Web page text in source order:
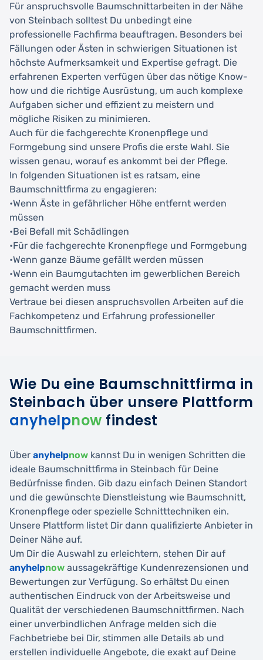
Für anspruchsvolle Baumschnittarbeiten in der Nähe
von Steinbach solltest Du unbedingt eine
professionelle Fachfirma beauftragen. Besonders bei
Fällungen oder Ästen in schwierigen Situationen ist
höchste Aufmerksamkeit und Expertise gefragt. Die
erfahrenen Experten verfügen über das nötige Know-
how und die richtige Ausrüstung, um auch komplexe
Aufgaben sicher und effizient zu meistern und
mögliche Risiken zu minimieren.
Auch für die fachgerechte Kronenpflege und
Formgebung sind unsere Profis die erste Wahl. Sie
wissen genau, worauf es ankommt bei der Pflege.
In folgenden Situationen ist es ratsam, eine
Baumschnittfirma zu engagieren:
•Wenn Äste in gefährlicher Höhe entfernt werden
müssen
•Bei Befall mit Schädlingen
•Für die fachgerechte Kronenpflege und Formgebung
•Wenn ganze Bäume gefällt werden müssen
•Wenn ein Baumgutachten im gewerblichen Bereich
gemacht werden muss
Vertraue bei diesen anspruchsvollen Arbeiten auf die
Fachkompetenz und Erfahrung professioneller
Baumschnittfirmen.
Wie Du eine Baumschnittfirma in
Steinbach über unsere Plattform
anyhelpnow findest
Über anyhelpnow kannst Du in wenigen Schritten die
ideale Baumschnittfirma in Steinbach für Deine
Bedürfnisse finden. Gib dazu einfach Deinen Standort
und die gewünschte Dienstleistung wie Baumschnitt,
Kronenpflege oder spezielle Schnitttechniken ein.
Unsere Plattform listet Dir dann qualifizierte Anbieter in
Deiner Nähe auf.
Um Dir die Auswahl zu erleichtern, stehen Dir auf
anyhelpnow aussagekräftige Kundenrezensionen und
Bewertungen zur Verfügung. So erhältst Du einen
authentischen Eindruck von der Arbeitsweise und
Qualität der verschiedenen Baumschnittfirmen. Nach
einer unverbindlichen Anfrage melden sich die
Fachbetriebe bei Dir, stimmen alle Details ab und
erstellen individuelle Angebote, die exakt auf Deine